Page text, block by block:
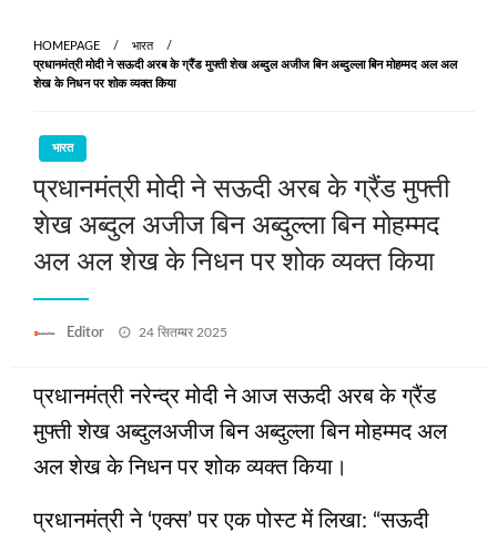
HOMEPAGE
भारत
प्रधानमंत्री मोदी ने सऊदी अरब के ग्रैंड मुफ्ती शेख अब्दुल अजीज बिन अब्दुल्ला बिन मोहम्मद अल अल
शेख के निधन पर शोक व्यक्त किया
भारत
प्रधानमंत्री मोदी ने सऊदी अरब के ग्रैंड मुफ्ती
शेख अब्दुल अजीज बिन अब्दुल्ला बिन मोहम्मद
अल अल शेख के निधन पर शोक व्यक्त किया
Editor
Posted
24 सितम्बर 2025
प्रधानमंत्री नरेन्द्र मोदी ने आज सऊदी अरब के ग्रैंड
मुफ्ती शेख अब्दुलअजीज बिन अब्दुल्ला बिन मोहम्मद अल
अल शेख के निधन पर शोक व्यक्त किया।
प्रधानमंत्री ने ‘एक्स’ पर एक पोस्ट में लिखा: “सऊदी